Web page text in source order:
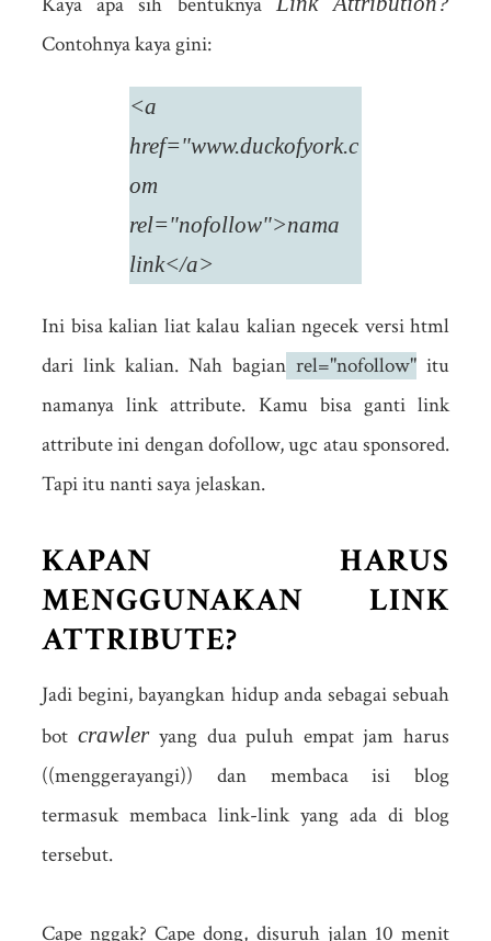
Contohnya kaya gini:
<a
href="www.duckofyork.c
om
rel="nofollow">nama
link</a>
Ini bisa kalian liat kalau kalian ngecek versi html
dari link kalian. Nah bagian rel="nofollow" itu
namanya link attribute. Kamu bisa ganti link
attribute ini dengan dofollow, ugc atau sponsored.
Tapi itu nanti saya jelaskan.
KAPAN HARUS
MENGGUNAKAN LINK
ATTRIBUTE?
Jadi begini, bayangkan hidup anda sebagai sebuah
bot crawleryang dua puluh empat jam harus
((menggerayangi)) dan membaca isi blog
termasuk membaca link-link yang ada di blog
tersebut.
Cape nggak? Cape dong, disuruh jalan 10 menit